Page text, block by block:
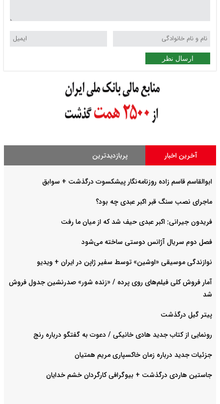
ارسال نظر
آخرین اخبار پربازدیدترین
ابوالقاسم قاسم زاده روزنامه‌نگار پیشکسوت درگذشت + سوابق
ماجرای نصب سنگ قبر اکبر عبدی چه بود؟
فریدون جیرانی: اکبر عبدی حیف شد که از میان ما رفت
فصل دوم سریال آژانس دوستی ساخته می‌شود
نوازندگی موسیقی «اوشین» توسط سفیر ژاپن در ایران + ویدیو
آمار فروش کلی فیلم‌های روی پرده / «زنده شور» صدرنشین جدول فروش
شد
پیتر گیل درگذشت
رونمایی از کتاب جدید هادی خانیکی / دعوت به گفتگو درباره رنج
جزئیات جدید درباره زمان خاکسپاری مریم همتیان
جاستین هاردی درگذشت + بیوگرافی کارگردان خشم خدایان